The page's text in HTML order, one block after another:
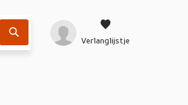
Verlanglijstje